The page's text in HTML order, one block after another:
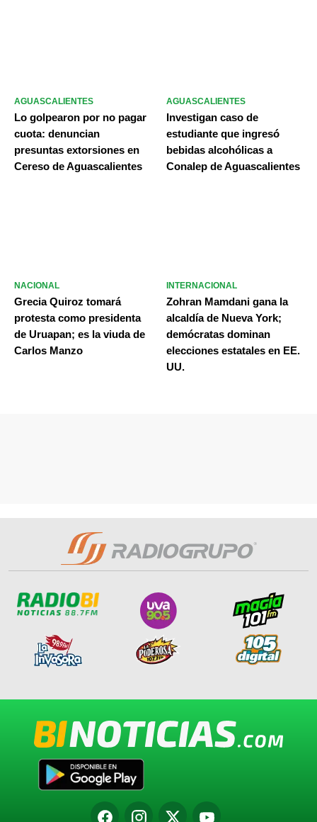
AGUASCALIENTES
Lo golpearon por no pagar
cuota: denuncian
presuntas extorsiones en
Cereso de Aguascalientes
AGUASCALIENTES
Investigan caso de
estudiante que ingresó
bebidas alcohólicas a
Conalep de Aguascalientes
NACIONAL
Grecia Quiroz tomará
protesta como presidenta
de Uruapan; es la viuda de
Carlos Manzo
INTERNACIONAL
Zohran Mamdani gana la
alcaldía de Nueva York;
demócratas dominan
elecciones estatales en EE.
UU.